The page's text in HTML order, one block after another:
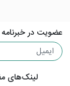
عضویت در خبرنامه
لینک‌های